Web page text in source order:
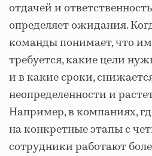
отдачей и
определяет ожидания.
команды понимает, что
требуется, какие цели
и в какие сроки,
неопределенности и
Например, в компаниях,
на конкретные этапы с
сотрудники работают